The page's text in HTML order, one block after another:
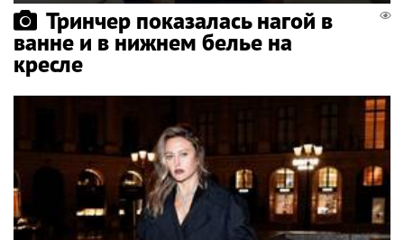
Тринчер показалась нагой в
ванне и в нижнем белье на
кресле